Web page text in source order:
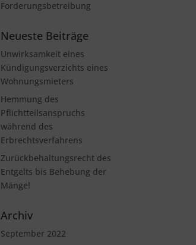
Forderungsbetreibung
Neueste Beiträge
Unwirksamkeit eines
Kündigungsverzichts eines
Wohnungsmieters
Hemmung des
Pflichtteilsanspruchs
während des
Erbrechtsverfahrens
Zurückbehaltungsrecht des
Entgelts bis Behebung der
Mängel
Archiv
September 2022